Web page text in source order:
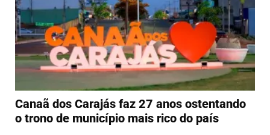
Canaã dos Carajás faz 27 anos ostentando
o trono de município mais rico do país